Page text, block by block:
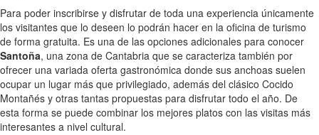
Para poder inscribirse y disfrutar de toda una experiencia únicamente
los visitantes que lo deseen lo podrán hacer en la oficina de turismo
de forma gratuita. Es una de las opciones adicionales para conocer
Santoña, una zona de Cantabria que se caracteriza también por
ofrecer una variada oferta gastronómica donde sus anchoas suelen
ocupar un lugar más que privilegiado, además del clásico Cocido
Montañés y otras tantas propuestas para disfrutar todo el año. De
esta forma se puede combinar los mejores platos con las visitas más
interesantes a nivel cultural.